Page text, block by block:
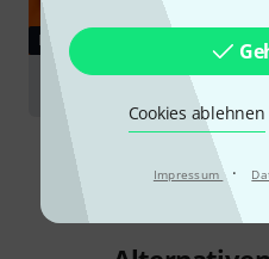
Cookies ablehnen
Impressum ·
RATGEBER